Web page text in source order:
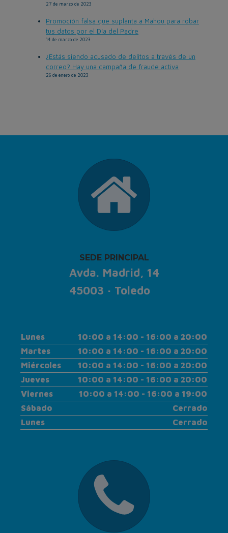
27 de marzo de 2023
Promoción falsa que suplanta a Mahou para robar
tus datos por el Día del Padre
14 de marzo de 2023
¿Estás siendo acusado de delitos a través de un
correo? Hay una campaña de fraude activa
26 de enero de 2023
SEDE PRINCIPAL
Avda. Madrid, 14
45003 · Toledo
Lunes
10:00 a 14:00 - 16:00 a 20:00
Martes
10:00 a 14:00 - 16:00 a 20:00
Miércoles
10:00 a 14:00 - 16:00 a 20:00
Jueves
10:00 a 14:00 - 16:00 a 20:00
Viernes
10:00 a 14:00 - 16:00 a 19:00
Sábado
Cerrado
Lunes
Cerrado